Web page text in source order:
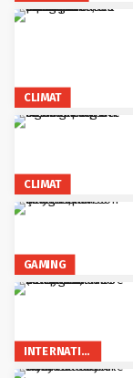
CLIMAT
CLIMAT
GAMING
INTERNATIONAL